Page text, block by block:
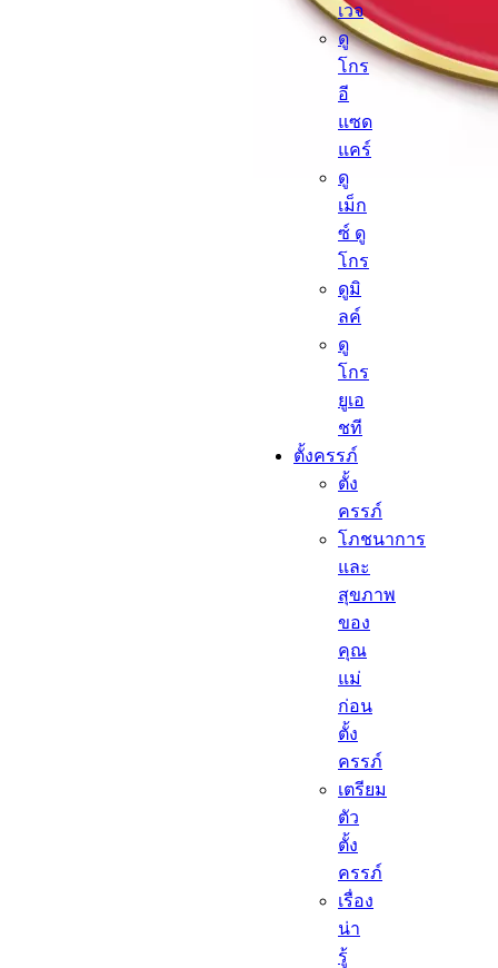
เวจ
ดู
โกร
อี
แซด
แคร์
ดู
เม็ก
ซ์ ดู
โกร
ดูมิ
ลค์
ดู
โกร
ยูเอ
ชที
ตั้งครรภ์​
ตั้ง
ครรภ์​
โภชนาการ
และ
สุขภาพ
ของ
คุณ
แม่
ก่อน
ตั้ง
ครรภ์
เตรียม
ตัว
ตั้ง
ครรภ์
เรื่อง
น่า
รู้